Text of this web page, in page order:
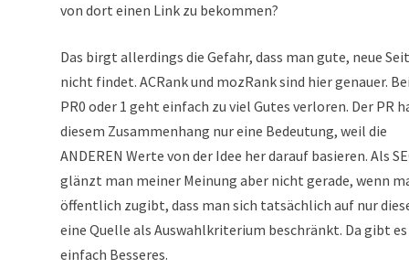
von dort einen Link zu bekommen?
Das birgt allerdings die Gefahr, dass man gute, neue
nicht findet. ACRank und mozRank sind hier genauer.
PR0 oder 1 geht einfach zu viel Gutes verloren. Der PR
diesem Zusammenhang nur eine Bedeutung, weil die
ANDEREN Werte von der Idee her darauf basieren. Als
glänzt man meiner Meinung aber nicht gerade, wenn
öffentlich zugibt, dass man sich tatsächlich auf nur
eine Quelle als Auswahlkriterium beschränkt. Da gibt es
einfach Besseres.